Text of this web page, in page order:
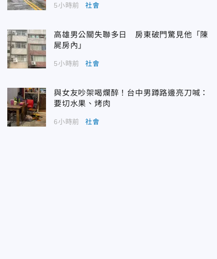
5小時前 社會
高雄男公關失聯多日 房東破門驚見他「陳
屍房內」
5小時前 社會
與女友吵架喝爛醉！台中男蹲路邊亮刀喊：
要切水果、烤肉
6小時前 社會